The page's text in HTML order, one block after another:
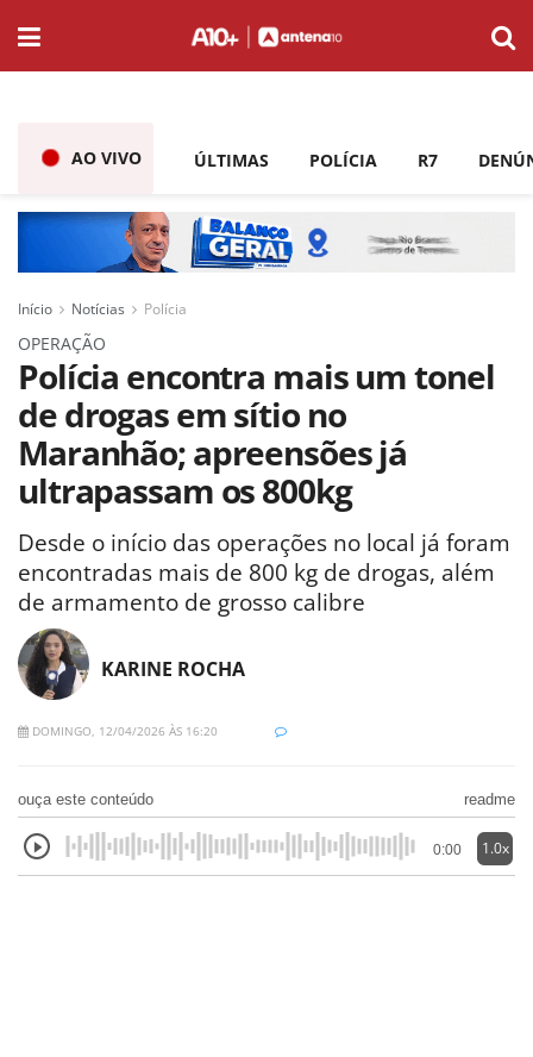
AO VIVO ÚLTIMAS POLÍCIA R7
Início Notícias Polícia
OPERAÇÃO
Polícia encontra mais um tonel
de drogas em sítio no
Maranhão; apreensões já
ultrapassam os 800kg
Desde o início das operações no local já foram
encontradas mais de 800 kg de drogas, além
de armamento de grosso calibre
KARINE ROCHA
DOMINGO, 12/04/2026 ÀS 16:20
ouça este conteúdo readme
0:00 1.0x